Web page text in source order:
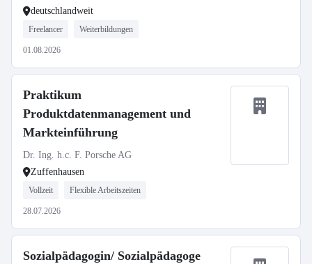
deutschlandweit
Freelancer Weiterbildungen
01.08.2026
Praktikum
Produktdatenmanagement und
Markteinführung
Dr. Ing. h.c. F. Porsche AG
Zuffenhausen
Vollzeit Flexible Arbeitszeiten
28.07.2026
Sozialpädagogin/ Sozialpädagoge